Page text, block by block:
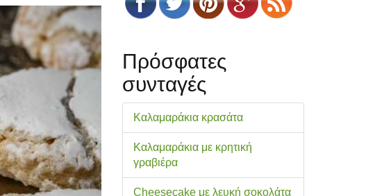
Πρόσφατες
συνταγές
Καλαμαράκια κρασάτα
Καλαμαράκια με κρητική
γραβιέρα
Cheesecake με λευκή σοκολάτα